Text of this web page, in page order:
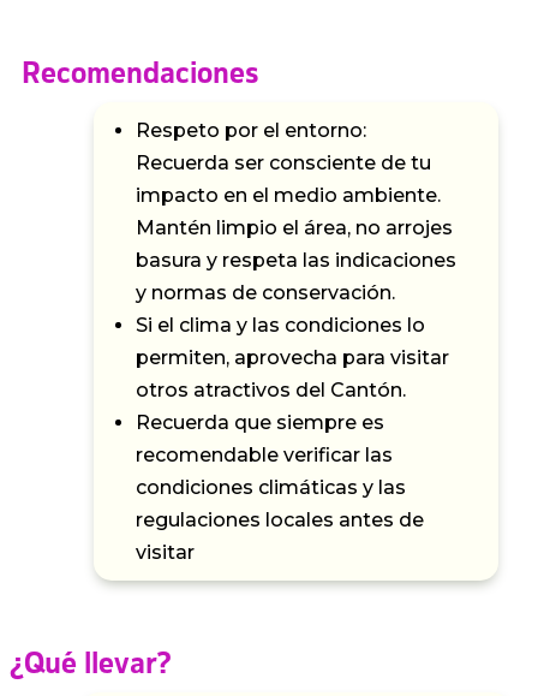
Recomendaciones
Respeto por el entorno:
Recuerda ser consciente de tu
impacto en el medio ambiente.
Mantén limpio el área, no arrojes
basura y respeta las indicaciones
y normas de conservación.
Si el clima y las condiciones lo
permiten, aprovecha para visitar
otros atractivos del Cantón.
Recuerda que siempre es
recomendable verificar las
condiciones climáticas y las
regulaciones locales antes de
visitar
¿Qué llevar?